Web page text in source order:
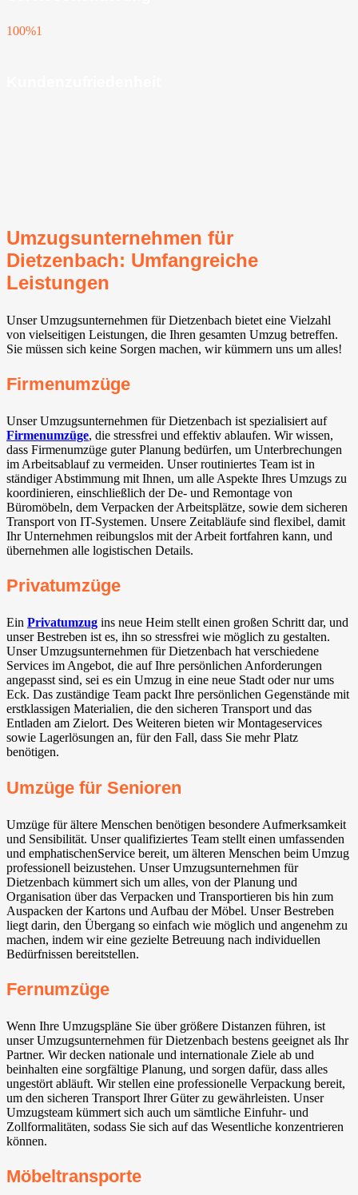
100%1
Umzugsunternehmen für
Dietzenbach: Umfangreiche
Leistungen
Unser Umzugsunternehmen für Dietzenbach bietet eine Vielzahl
von vielseitigen Leistungen, die Ihren gesamten Umzug betreffen.
Sie müssen sich keine Sorgen machen, wir kümmern uns um alles!
Firmenumzüge
Unser Umzugsunternehmen für Dietzenbach ist spezialisiert auf
Firmenumzüge, die stressfrei und effektiv ablaufen. Wir wissen,
dass Firmenumzüge guter Planung bedürfen, um Unterbrechungen
im Arbeitsablauf zu vermeiden. Unser routiniertes Team ist in
ständiger Abstimmung mit Ihnen, um alle Aspekte Ihres Umzugs zu
koordinieren, einschließlich der De- und Remontage von
Büromöbeln, dem Verpacken der Arbeitsplätze, sowie dem sicheren
Transport von IT-Systemen. Unsere Zeitabläufe sind flexibel, damit
Ihr Unternehmen reibungslos mit der Arbeit fortfahren kann, und
übernehmen alle logistischen Details.
Privatumzüge
Ein Privatumzug ins neue Heim stellt einen großen Schritt dar, und
unser Bestreben ist es, ihn so stressfrei wie möglich zu gestalten.
Unser Umzugsunternehmen für Dietzenbach hat verschiedene
Services im Angebot, die auf Ihre persönlichen Anforderungen
angepasst sind, sei es ein Umzug in eine neue Stadt oder nur ums
Eck. Das zuständige Team packt Ihre persönlichen Gegenstände mit
erstklassigen Materialien, die den sicheren Transport und das
Entladen am Zielort. Des Weiteren bieten wir Montageservices
sowie Lagerlösungen an, für den Fall, dass Sie mehr Platz
benötigen.
Umzüge für Senioren
Umzüge für ältere Menschen benötigen besondere Aufmerksamkeit
und Sensibilität. Unser qualifiziertes Team stellt einen umfassenden
und emphatischenService bereit, um älteren Menschen beim Umzug
professionell beizustehen. Unser Umzugsunternehmen für
Dietzenbach kümmert sich um alles, von der Planung und
Organisation über das Verpacken und Transportieren bis hin zum
Auspacken der Kartons und Aufbau der Möbel. Unser Bestreben
liegt darin, den Übergang so einfach wie möglich und angenehm zu
machen, indem wir eine gezielte Betreuung nach individuellen
Bedürfnissen bereitstellen.
Fernumzüge
Wenn Ihre Umzugspläne Sie über größere Distanzen führen, ist
unser Umzugsunternehmen für Dietzenbach bestens geeignet als Ihr
Partner. Wir decken nationale und internationale Ziele ab und
beinhalten eine sorgfältige Planung, und sorgen dafür, dass alles
ungestört abläuft. Wir stellen eine professionelle Verpackung bereit,
um den sicheren Transport Ihrer Güter zu gewährleisten. Unser
Umzugsteam kümmert sich auch um sämtliche Einfuhr- und
Zollformalitäten, sodass Sie sich auf das Wesentliche konzentrieren
können.
Möbeltransporte